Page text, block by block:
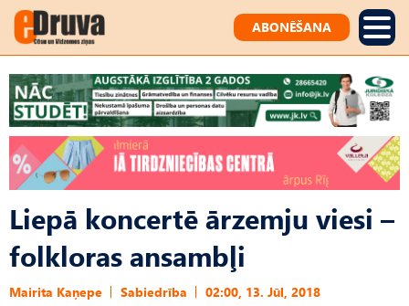
ABONĒŠANA
Liepā koncertē ārzemju viesi –
folkloras ansambļi
Mairita Kaņepe Sabiedrība 02:00, 13. Jūl, 2018